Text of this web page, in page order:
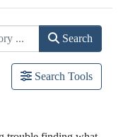
Search
Search Tools